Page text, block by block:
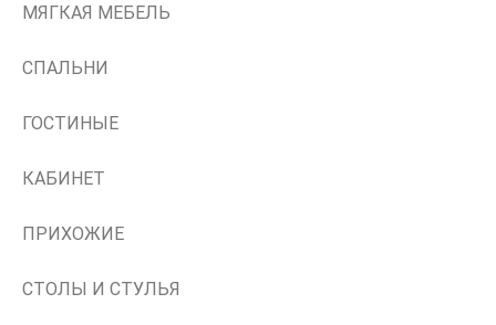
МЯГКАЯ МЕБЕЛЬ
СПАЛЬНИ
ГОСТИНЫЕ
КАБИНЕТ
ПРИХОЖИЕ
СТОЛЫ И СТУЛЬЯ